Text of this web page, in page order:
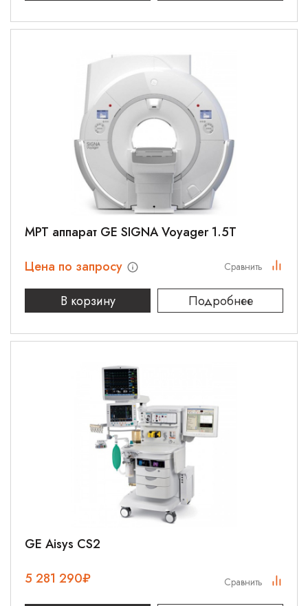
МРТ аппарат GE SIGNA Voyager 1.5T
Цена по запросу
В корзину
Подробнее
Сравнить
GE Aisys CS2
5 281 290₽ Сравнить